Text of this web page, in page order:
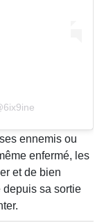
ennemis ou
enfermé, les
et de bien
depuis sa sortie